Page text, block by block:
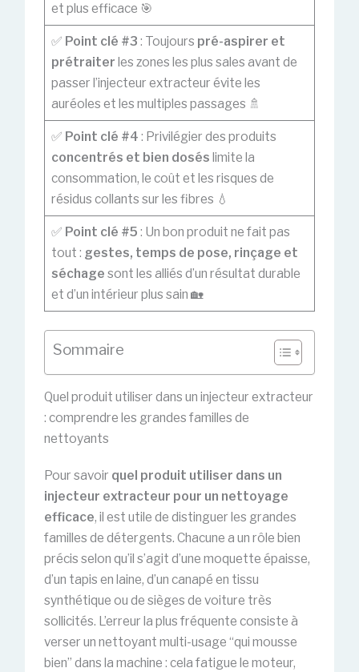
et plus efficace 🎯
✅ Point clé #3 : Toujours pré-aspirer et
prétraiter les zones les plus sales avant de
passer l’injecteur extracteur évite les
auréoles et les multiples passages 🚿
✅ Point clé #4 : Privilégier des produits
concentrés et bien dosés limite la
consommation, le coût et les risques de
résidus collants sur les fibres 💧
✅ Point clé #5 : Un bon produit ne fait pas
tout : gestes, temps de pose, rinçage et
séchage sont les alliés d’un résultat durable
et d’un intérieur plus sain 🏡
Sommaire
Quel produit utiliser dans un injecteur extracteur
: comprendre les grandes familles de
nettoyants
Pour savoir quel produit utiliser dans un
injecteur extracteur pour un nettoyage
efficace, il est utile de distinguer les grandes
familles de détergents. Chacune a un rôle bien
précis selon qu’il s’agit d’une moquette épaisse,
d’un tapis en laine, d’un canapé en tissu
synthétique ou de sièges de voiture très
sollicités. L’erreur la plus fréquente consiste à
verser un nettoyant multi-usage “qui mousse
bien” dans la machine : cela fatigue le moteur,